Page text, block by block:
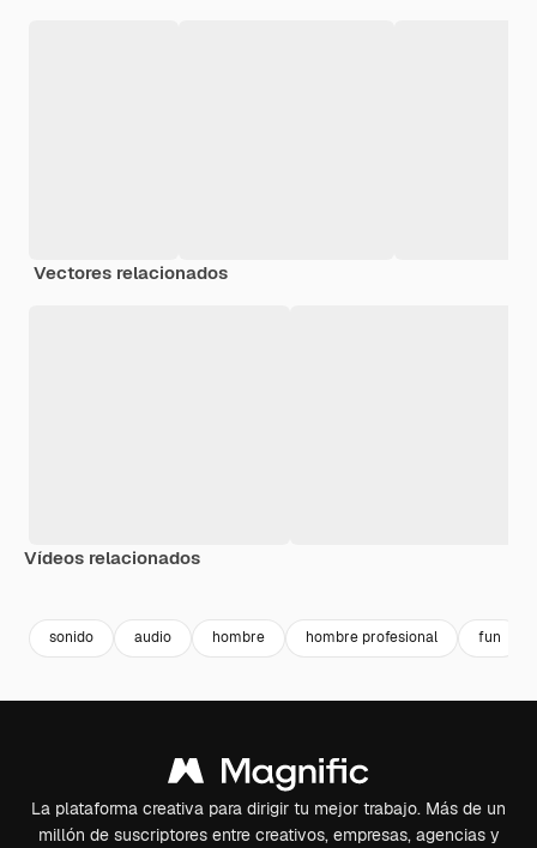
Vectores relacionados
Vídeos relacionados
sonido audio hombre hombre profesional fun
La plataforma creativa para dirigir tu mejor trabajo. Más de un
millón de suscriptores entre creativos, empresas, agencias y